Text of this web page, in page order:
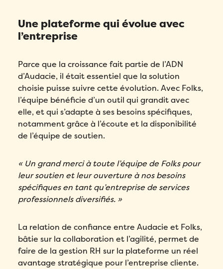
Une plateforme qui évolue avec
l’entreprise
Parce que la croissance fait partie de l’ADN
d’Audacie, il était essentiel que la solution
choisie puisse suivre cette évolution. Avec Folks,
l’équipe bénéficie d’un outil qui grandit avec
elle, et qui s’adapte à ses besoins spécifiques,
notamment grâce à l’écoute et la disponibilité
de l’équipe de soutien.
« Un grand merci à toute l’équipe de Folks pour
leur soutien et leur ouverture à nos besoins
spécifiques en tant qu’entreprise de services
professionnels diversifiés. »
La relation de confiance entre Audacie et Folks,
bâtie sur la collaboration et l’agilité, permet de
faire de la gestion RH sur la plateforme un réel
avantage stratégique pour l’entreprise cliente.
Remplissez ce formulaire pour réserver
votre démo personnalisée!
Email *
Nom *
Téléphone *
Compagnie *
Remplissez ce formulaire pour réserver
votre place!
Email
Prénom *
Remplissez le formulaire ci-dessous
pour obtenir votre audit personnalisé!
Prénom *